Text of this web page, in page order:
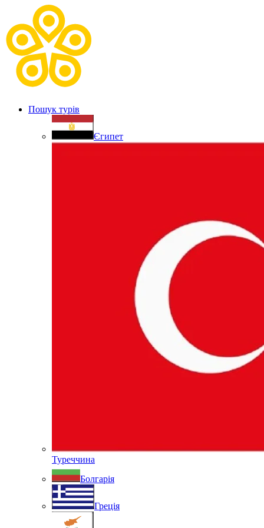
Пошук турів
Єгипет
Туреччина
Болгарія
Греція